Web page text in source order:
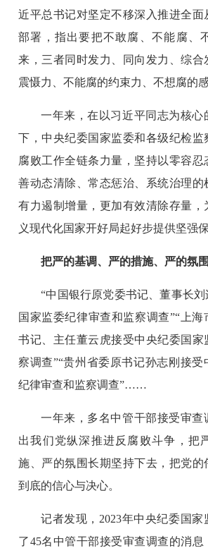
近平总书记对坚定不移深入推进全面
部署，指出要把不敢腐、不能腐、
来，三者同时发力、同向发力、综合
震慑力、不能腐的约束力、不想腐的
一年来，在以习近平同志为核心
下，中央纪委国家监委和各级纪检监
腐败工作全链条力量，坚持以零容
善动态清除、常态惩治、系统治理的
有力遏制增量，更加有效清除存量，
义现代化国家开好局起好步提供坚强保
把严的基调、严的措施、严的氛
“中国银行原党委书记、董事长
国家监委纪律审查和监察调查”“上海
书记、主任董云虎接受中央纪委国家
察调查”“贵州省委原书记孙志刚接
纪律审查和监察调查”……
一年来，多名中管干部接受审查
出我们党纵深推进反腐败斗争，把
施、严的氛围长期坚持下去，把党的
到底的信心与决心。
记者发现，2023年中央纪委国
了45名中管干部接受审查调查的消息